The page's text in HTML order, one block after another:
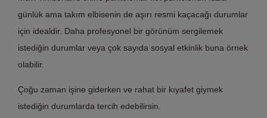
günlük ama takım elbisenin de aşırı resmi kaçacağı durumlar
için idealdir. Daha profesyonel bir görünüm sergilemek
istediğin durumlar veya çok sayıda sosyal etkinlik buna örnek
olabilir.
Çoğu zaman işine giderken ve rahat bir kıyafet giymek
istediğin durumlarda tercih edebilirsin.